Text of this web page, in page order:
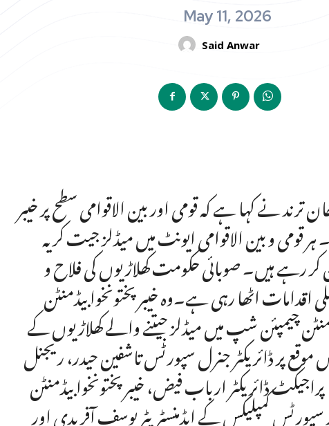
May 11, 2026
Said Anwar
ترند نے کہا ہے کہ قومی اور بین الاقوامی سطح پر خیبر
قومی و بین الاقوامی ایونٹ میں میڈلز جیت کر یہ
رہے ہیں۔ صوبائی حکومت کھلاڑیوں کی فلاح و
اٹھا رہی ہے۔وہ خیبر پختونخوا بیڈمنٹن
چیمپئن شپ میں میڈلز جیتنے والے کھلاڑیوں کے
پر ڈائریکٹر جنرل سپورٹس تاشفین حیدر، ریجنل
ڈائریکٹر ارباب فیض، خیبر پختونخوا بیڈمنٹن
کمپلیکس کے ایڈمنسٹریٹر یوسف آفریدی اور